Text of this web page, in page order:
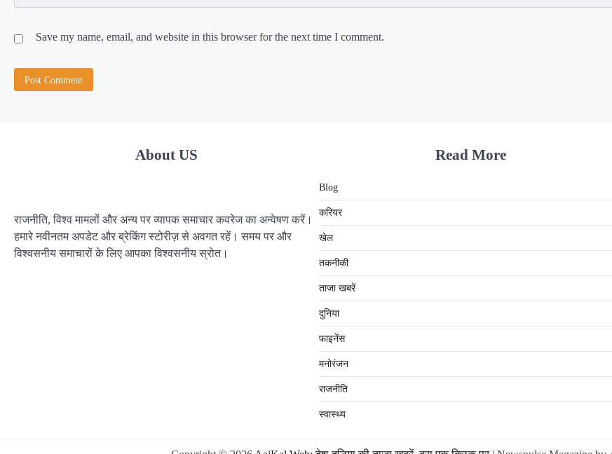
Save my name, email, and website in this browser for the next time I comment.
About US
राजनीति, विश्व मामलों और अन्य पर व्यापक समाचार कवरेज का अन्वेषण करें।
हमारे नवीनतम अपडेट और ब्रेकिंग स्टोरीज़ से अवगत रहें। समय पर और
विश्वसनीय समाचारों के लिए आपका विश्वसनीय स्रोत।
Read More
Blog
करियर
खेल
तकनीकी
ताजा खबरें
दुनिया
फाइनेंस
मनोरंजन
राजनीति
स्वास्थ्य